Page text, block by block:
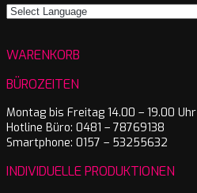
WARENKORB
BÜROZEITEN
Montag bis Freitag 14.00 – 19.00 Uhr
Hotline Büro: 0481 – 78769138
Smartphone: 0157 – 53255632
INDIVIDUELLE PRODUKTIONEN